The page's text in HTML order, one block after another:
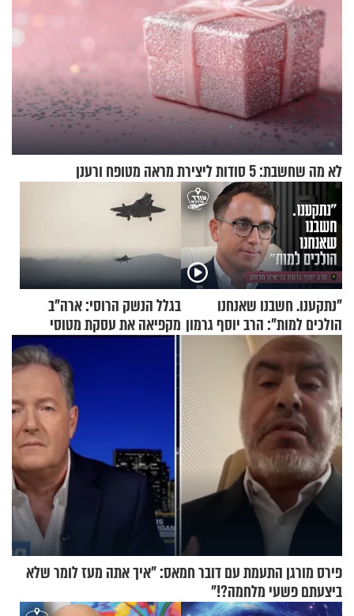
לא מה שחשבת: 5 סודות ליצירת מראה מטופח ורענן
"נתקענו. חשבנו שאנחנו
הולכים למות": הרב יוסף גרמון
בריאיון מרתק
בגלל הנשק הרוסי: ארה"ב
מקפיאה את עסקת מטוסי
הקרב לטורקיה
פירס מורגן התעמת עם דובר חמאס: "איך אתה מעז לומר שלא
ביצעתם פשעי מלחמה?!"